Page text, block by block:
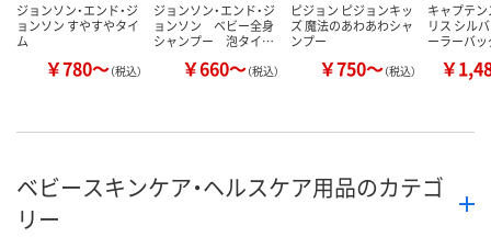
ジョンソン・エンド・ジ
ョンソン すやすやタイ
ム
￥780～（税込）
ジョンソン・エンド・ジ
ョンソン ベビー全身
シャンプー 泡タイ…
￥660～（税込）
ピジョン ピジョンキッ
ズ 魔法のあわあわシャ
ンプー
￥750～（税込）
キャプテ
リス シル
ーラーバッ
￥
ベビースキンケア・ヘルスケア用品のカテゴ
リー